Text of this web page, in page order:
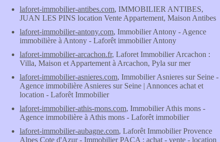
laforet-immobilier-antibes.com, IMMOBILIER ANTIBES,
JUAN LES PINS location Vente Appartement, Maison Antibes
laforet-immobilier-antony.com, Immobilier Antony - Agence
immobilière à Antony - Laforêt immobilier Antony
laforet-immobilier-arcachon.fr, Laforet Immobilier Arcachon :
Villa, Maison et Appartement à Arcachon, Pyla sur mer
laforet-immobilier-asnieres.com, Immobilier Asnieres sur Seine -
Agence immobilière Asnieres sur Seine | Annonces achat et
location - Laforêt Immobilier
laforet-immobilier-athis-mons.com, Immobilier Athis mons -
Agence immobilière à Athis mons - Laforêt immobilier
laforet-immobilier-aubagne.com, Laforêt Immobilier Provence
Alpes Cote d'Azur - Immobilier PACA : achat - vente - location